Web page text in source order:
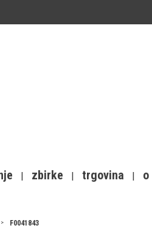
zbirke trgovina
F0041843